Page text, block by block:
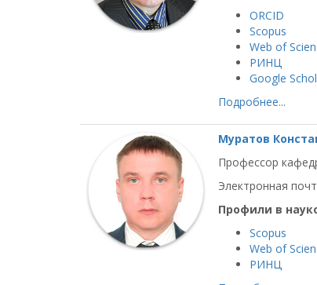
ORCID
Scopus
Web of
РИНЦ
Google
Подробнее...
Муратов
Профессор
Электронная
Профили в
Scopus
Web of
РИНЦ